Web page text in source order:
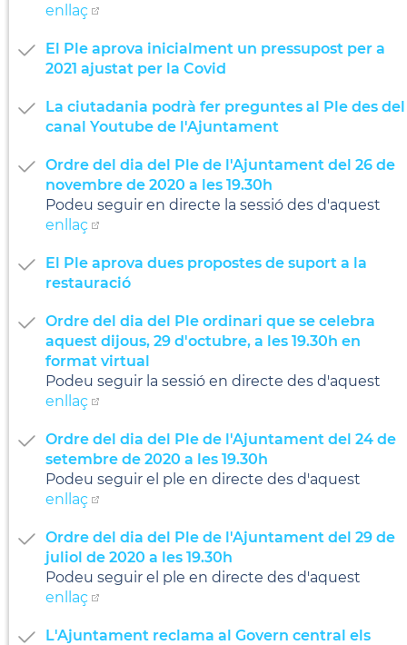
enllaç
El Ple aprova inicialment un pressupost per a
2021 ajustat per la Covid
La ciutadania podrà fer preguntes al Ple des del
canal Youtube de l'Ajuntament
Ordre del dia del Ple de l'Ajuntament del 26 de
novembre de 2020 a les 19.30h
Podeu seguir en directe la sessió des d'aquest
enllaç
El Ple aprova dues propostes de suport a la
restauració
Ordre del dia del Ple ordinari que se celebra
aquest dijous, 29 d'octubre, a les 19.30h en
format virtual
Podeu seguir la sessió en directe des d'aquest
enllaç
Ordre del dia del Ple de l'Ajuntament del 24 de
setembre de 2020 a les 19.30h
Podeu seguir el ple en directe des d'aquest
enllaç
Ordre del dia del Ple de l'Ajuntament del 29 de
juliol de 2020 a les 19.30h
Podeu seguir el ple en directe des d'aquest
enllaç
L'Ajuntament reclama al Govern central els